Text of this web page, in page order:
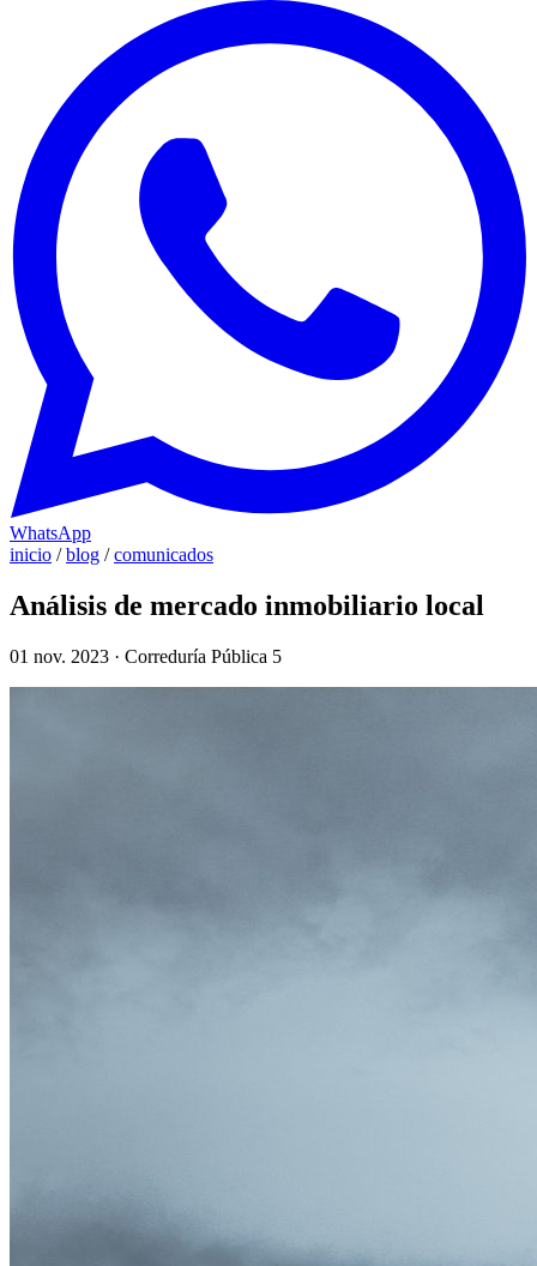
WhatsApp
inicio / blog / comunicados
Análisis de mercado inmobiliario local
01 nov. 2023 · Correduría Pública 5